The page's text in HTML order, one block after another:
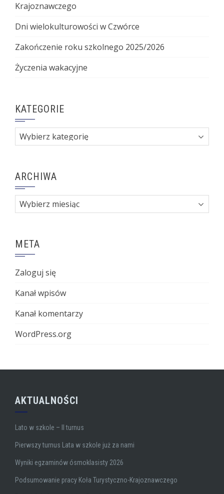
Krajoznawczego
Dni wielokulturowości w Czwórce
Zakończenie roku szkolnego 2025/2026
Życzenia wakacyjne
KATEGORIE
Kategorie
ARCHIWA
Archiwa
META
Zaloguj się
Kanał wpisów
Kanał komentarzy
WordPress.org
AKTUALNOŚCI
Lato w szkole – II turnus
Pierwszy turnus Lata w szkole już za nami
Wyniki egzaminów ósmoklasisty 2026
Podsumowanie pracy Koła Turystyczno-Krajoznawczego